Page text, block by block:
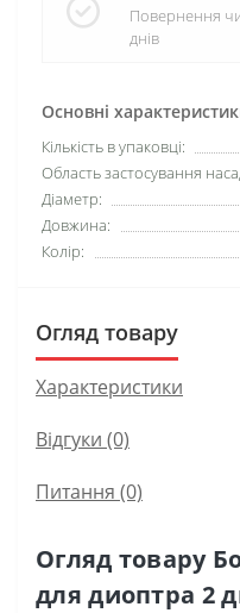
Основні
Кількість в упаковці:
Область застосування
Діаметр:
Довжина:
Колір:
Повернення
днів
Огляд товару
Характеристики
Відгуки (0)
Питання (0)
Огляд товару
для диоптра 2